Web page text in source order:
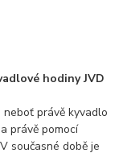
hodiny JVD
právě kyvadlo
právě pomocí
současné době je